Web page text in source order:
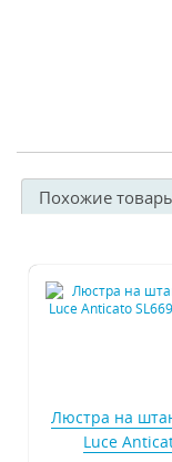
Похожие
Люстра на
Luce